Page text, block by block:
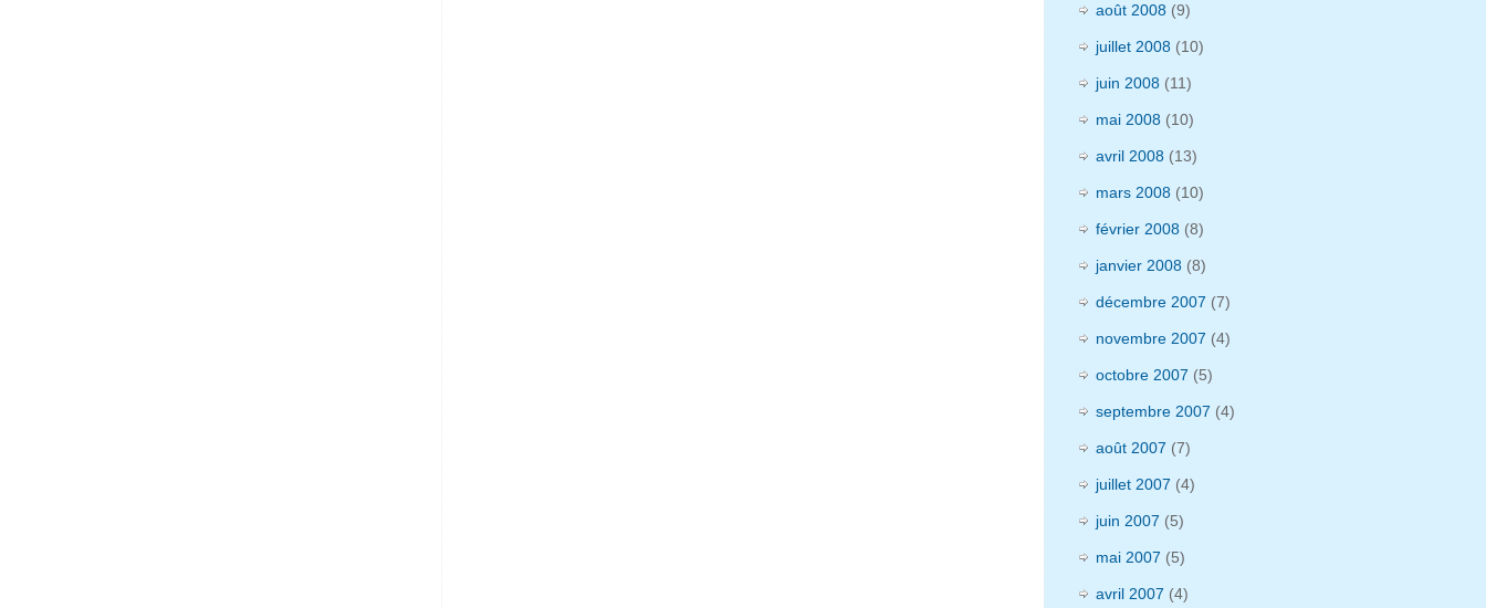
août 2008 (9)
juillet 2008 (10)
juin 2008 (11)
mai 2008 (10)
avril 2008 (13)
mars 2008 (10)
février 2008 (8)
janvier 2008 (8)
décembre 2007 (7)
novembre 2007 (4)
octobre 2007 (5)
septembre 2007 (4)
août 2007 (7)
juillet 2007 (4)
juin 2007 (5)
mai 2007 (5)
avril 2007 (4)